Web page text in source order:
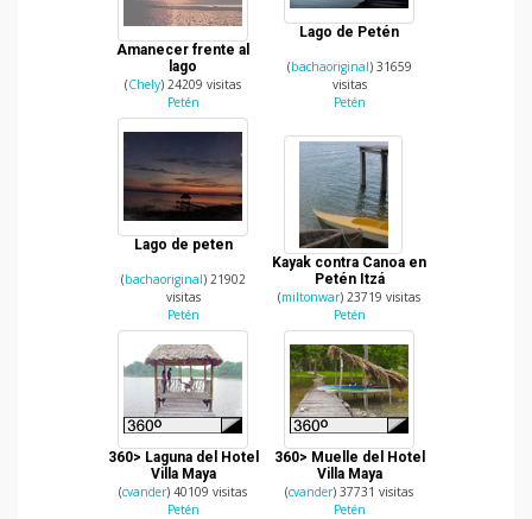
Amanecer frente al
lago
(Chely) 24209 visitas
Petén
Lago de Petén
(bachaoriginal) 31659
visitas
Petén
Lago de peten
(bachaoriginal) 21902
visitas
Petén
Kayak contra Canoa en
Petén Itzá
(miltonwar) 23719 visitas
Petén
360> Laguna del Hotel
Villa Maya
(cvander) 40109 visitas
Petén
360> Muelle del Hotel
Villa Maya
(cvander) 37731 visitas
Petén